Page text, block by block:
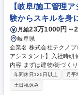
や連休取得の推進や社
（詳細は下記フリーコメ
す。 募集職種 【兵庫/接客販売】未経験,第二新卒歓迎/ソフトバンク完全子
会社
【岐阜/施工管理
験からスキルを身
月給23万1000円～
岐阜県
企業名 株式会社テクノプロ・コンス
アシスタント】入社時研修
内容 まずは建物/街づく
シスタントとしてOJT研
す。経験に合わせて図面
【入社時の研修につい
年間休日120日以上 月平
土日祝休み